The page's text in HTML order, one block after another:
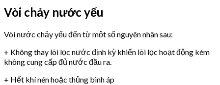
Vòi chảy nước yếu
Vòi nước chảy yếu đến từ một số nguyên nhân sau:
+ Không thay lõi lọc nước định kỳ khiến lõi lọc hoạt động kém
không cung cấp đủ nước đầu ra.
+ Hết khí nén hoặc thủng bình áp